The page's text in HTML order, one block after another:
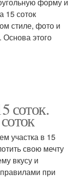
форму и
15 соток
стиле, фото и
этого
соток.
участка в 15
свою мечту
вкусу и
при